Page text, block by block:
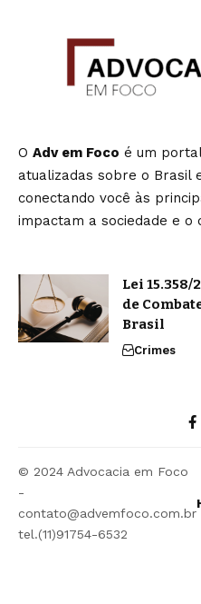
O Adv em Foco é um
atualizadas sobre o Brasil
conectando você às
impactam a sociedade e o
Lei 15.358/
de
Brasil
Crimes
© 2024 Advocacia em Foco
-
contato@advemfoco.com.br
tel.(11)91754-6532